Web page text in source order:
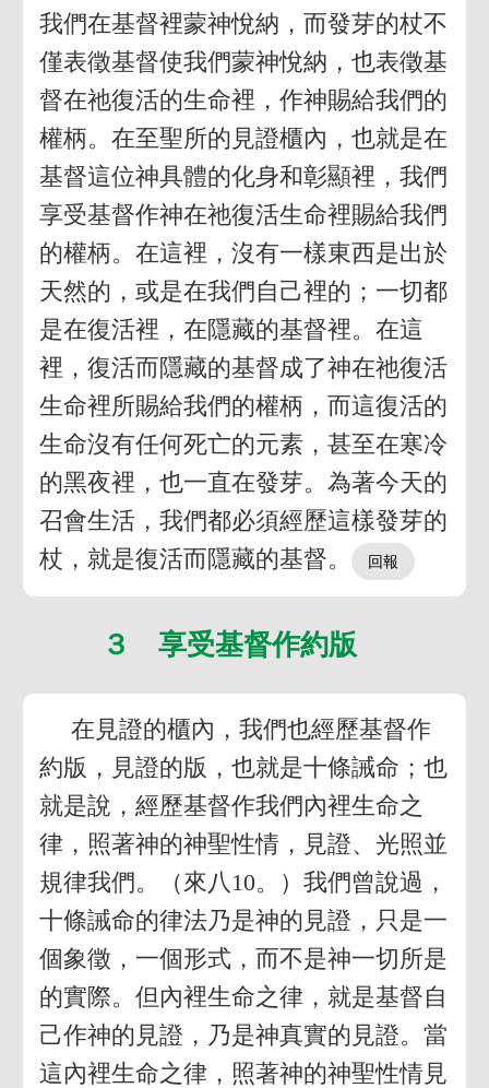
我們在基督裡蒙神悅納，而發芽的杖不
僅表徵基督使我們蒙神悅納，也表徵基
督在祂復活的生命裡，作神賜給我們的
權柄。在至聖所的見證櫃內，也就是在
基督這位神具體的化身和彰顯裡，我們
享受基督作神在祂復活生命裡賜給我們
的權柄。在這裡，沒有一樣東西是出於
天然的，或是在我們自己裡的；一切都
是在復活裡，在隱藏的基督裡。在這
裡，復活而隱藏的基督成了神在祂復活
生命裡所賜給我們的權柄，而這復活的
生命沒有任何死亡的元素，甚至在寒冷
的黑夜裡，也一直在發芽。為著今天的
召會生活，我們都必須經歷這樣發芽的
杖，就是復活而隱藏的基督。
３ 享受基督作約版
在見證的櫃內，我們也經歷基督作
約版，見證的版，也就是十條誡命；也
就是說，經歷基督作我們內裡生命之
律，照著神的神聖性情，見證、光照並
規律我們。（來八10。）我們曾說過，
十條誡命的律法乃是神的見證，只是一
個象徵，一個形式，而不是神一切所是
的實際。但內裡生命之律，就是基督自
己作神的見證，乃是神真實的見證。當
這內裡生命之律，照著神的神聖性情見